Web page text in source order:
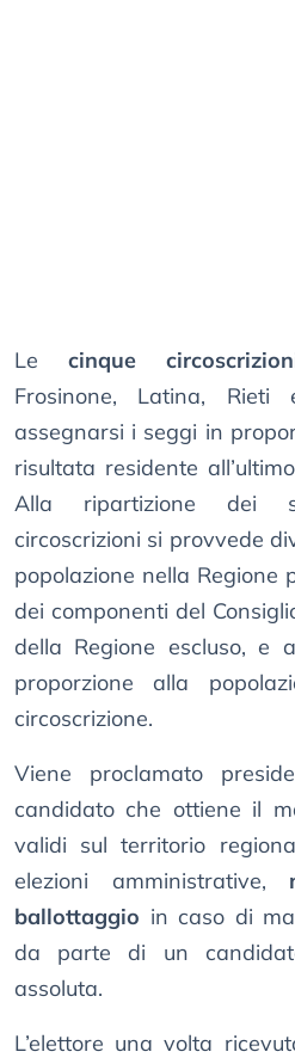
Le cinque
Frosinone, Latina, Rieti
assegnarsi i seggi in
risultata residente
Alla ripartizione dei
circoscrizioni si provvede
popolazione nella Regione
dei componenti del
della Regione escluso, e
proporzione alla
circoscrizione.
Viene proclamato
candidato che ottiene il
validi sul territorio
elezioni amministrative,
ballottaggio in caso di
da parte di un
assoluta.
L’elettore una volta